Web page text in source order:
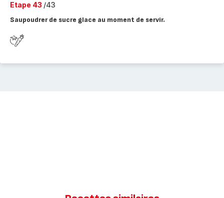
Etape 43 /43
Saupoudrer de sucre glace au moment de servir.